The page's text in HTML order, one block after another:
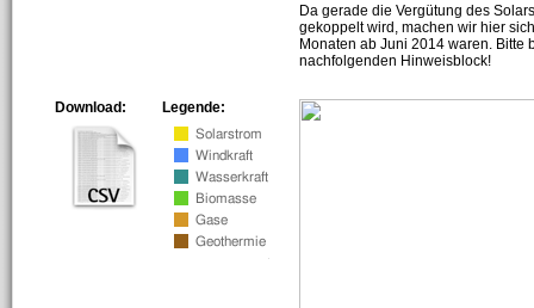
Da gerade die Vergütung des
gekoppelt wird, machen wir hier
Monaten ab Juni 2014 waren. Bitte
nachfolgenden Hinweisblock!
Legende:
Download: